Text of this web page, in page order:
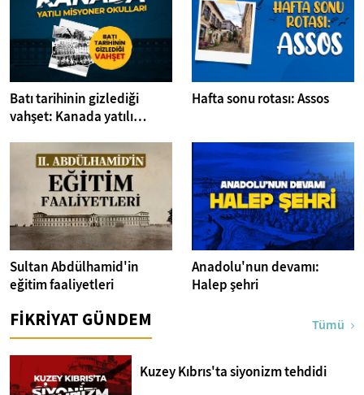
Batı tarihinin gizlediği
vahşet: Kanada yatılı
Hafta sonu rotası: Assos
Sultan Abdülhamid'in
eğitim faaliyetleri
Anadolu'nun devamı:
Halep şehri
FİKRİYAT GÜNDEM Tümü
Kuzey Kıbrıs'ta siyonizm tehdidi